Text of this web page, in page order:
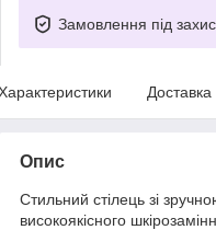
Замовлення під
Доставка
Опис
Стильний стілець зі
високоякісного